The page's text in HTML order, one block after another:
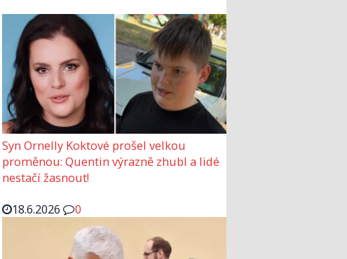
Syn Ornelly Koktové prošel velkou
proměnou: Quentin výrazně zhubl a lidé
nestačí žasnout!
18.6.2026
0